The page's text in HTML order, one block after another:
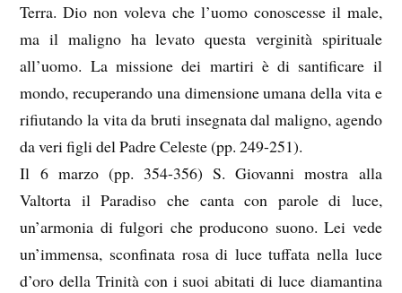
Terra. Dio non voleva che l’uomo conoscesse il male,
ma il maligno ha levato questa verginità spirituale
all’uomo. La missione dei martiri è di santificare il
mondo, recuperando una dimensione umana della vita e
rifiutando la vita da bruti insegnata dal maligno, agendo
da veri figli del Padre Celeste (pp. 249-251).
Il 6 marzo (pp. 354-356) S. Giovanni mostra alla
Valtorta il Paradiso che canta con parole di luce,
un’armonia di fulgori che producono suono. Lei vede
un’immensa, sconfinata rosa di luce tuffata nella luce
d’oro della Trinità con i suoi abitati di luce diamantina